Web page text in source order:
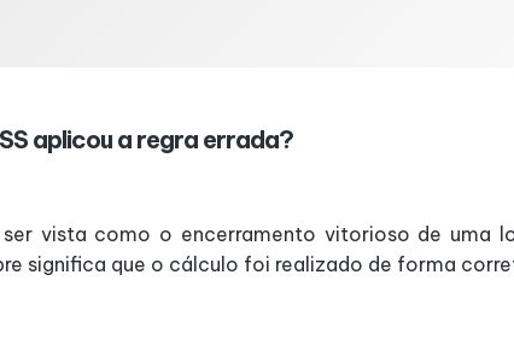
aplicou a regra errada?
vista como o encerramento vitorioso de uma
significa que o cálculo foi realizado de forma